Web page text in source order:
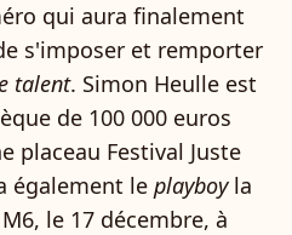
qui aura finalement
s'imposer et remporter
talent. Simon Heulle est
de 100 000 euros
placeau Festival Juste
également le playboyla
le 17 décembre, à